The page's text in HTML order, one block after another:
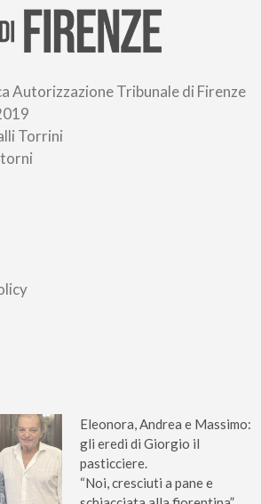
Autorizzazione Tribunale di Firenze
Torrini
Eleonora, Andrea e Massimo:
gli eredi di Giorgio il
pasticciere.
“Noi, cresciuti a pane e